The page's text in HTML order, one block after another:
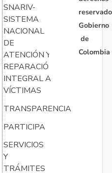
SNARIV-
SISTEMA
NACIONAL
DE
ATENCIÓN Y
REPARACIÓN
INTEGRAL A
VÍCTIMAS
TRANSPARENCIA
PARTICIPA
SERVICIOS
Y
TRÁMITES
Gobierno
de
Colombia